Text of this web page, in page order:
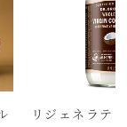
リジェネラテ